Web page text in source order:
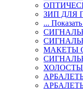
ЗИП ДЛЯ
...
МАКЕТЫ